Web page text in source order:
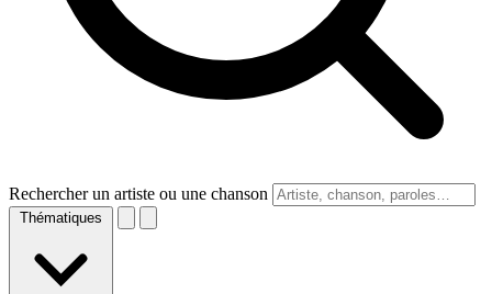
Rechercher un artiste ou une chanson
Thématiques